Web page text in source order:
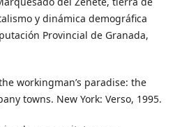
y dinámica demográfica
Provincial de Granada,
workingman’s paradise: the
towns. New York: Verso, 1995.